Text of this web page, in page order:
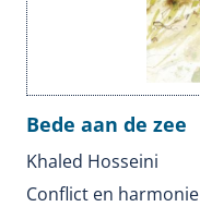
Bede aan de zee
Khaled Hosseini
Conflict en harmonie